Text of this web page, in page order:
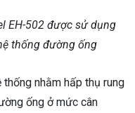
EH-502 được sử dụng
thống đường ống
nhằm hấp thụ rung
ống ở mức cân